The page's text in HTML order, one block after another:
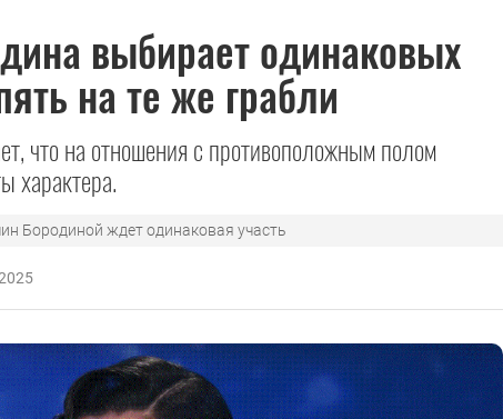
выбирает одинаковых
на те же грабли
что на отношения с противоположным полом
характера.
Бородиной ждет одинаковая участь